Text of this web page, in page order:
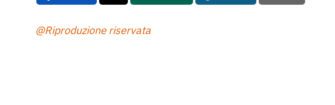
@Riproduzione riservata